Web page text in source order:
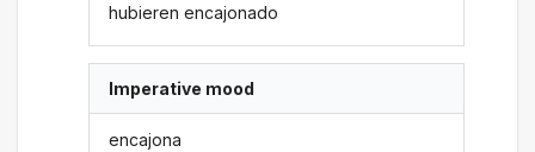
hubieren encajonado
Imperative mood
encajona